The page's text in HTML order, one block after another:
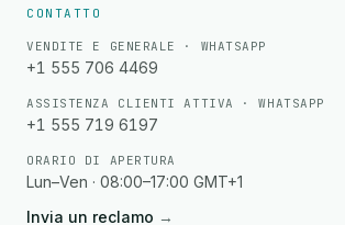
CONTATTO
VENDITE E GENERALE · WHATSAPP
+1 555 706 4469
ASSISTENZA CLIENTI ATTIVA · WHATSAPP
+1 555 719 6197
ORARIO DI APERTURA
Lun–Ven · 08:00–17:00 GMT+1
Invia un reclamo →